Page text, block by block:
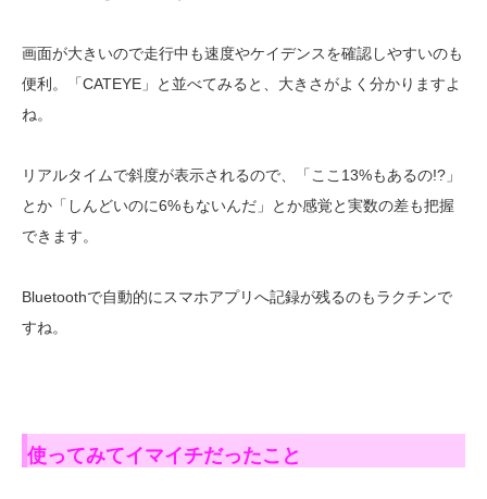
画面が大きいので走行中も速度やケイデンスを確認しやすいのも
便利。「CATEYE」と並べてみると、大きさがよく分かりますよ
ね。
リアルタイムで斜度が表示されるので、「ここ13%もあるの!?」
とか「しんどいのに6%もないんだ」とか感覚と実数の差も把握
できます。
Bluetoothで自動的にスマホアプリへ記録が残るのもラクチンで
すね。
使ってみてイマイチだったこと